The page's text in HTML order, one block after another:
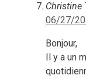
Christine
06/27/
Bonjour,
Il y a un